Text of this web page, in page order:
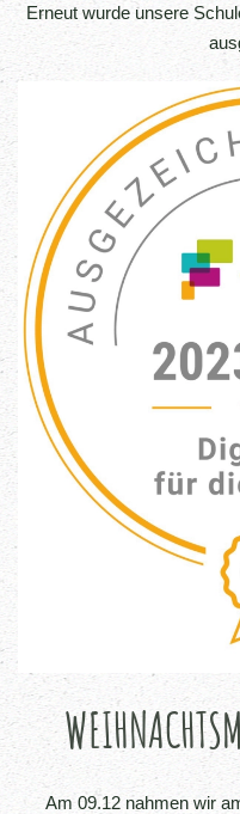
Erneut wurde unsere
Am 09.12 nahmen wir